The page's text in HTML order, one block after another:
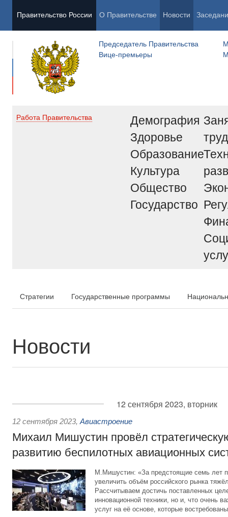
Правительство России О Правительстве Новости
Председатель Правительства
Вице-премьеры
Работа Правительства
Демография
Здоровье
Образование
Культура
Общество
Государство
труд
Стратегии Государственные программы
Новости
12 сентября 2023, вторник
12 сентября 2023, Авиастроение
Михаил Мишустин провёл
развитию беспилотных авиационных
М.Мишустин: «За предстоящие семь лет
увеличить объём российского рынка
Рассчитываем достичь поставленных
инновационной техники, но и, что очень
услуг на её основе, которые